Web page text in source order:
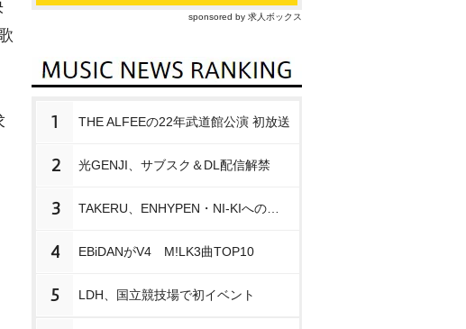
sponsored by 求人ボックス
1 THE ALFEEの22年武道館公演 初放送
2 光GENJI、サブスク＆DL配信解禁
3
4 EBiDANがV4 M!LK3曲TOP10
5 LDH、国立競技場で初イベント